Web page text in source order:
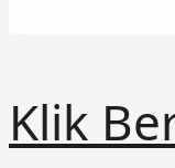
Klik